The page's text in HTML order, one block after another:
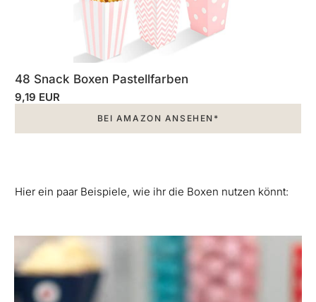
48 Snack Boxen Pastellfarben
9,19 EUR
BEI AMAZON ANSEHEN*
Hier ein paar Beispiele, wie ihr die Boxen nutzen könnt: